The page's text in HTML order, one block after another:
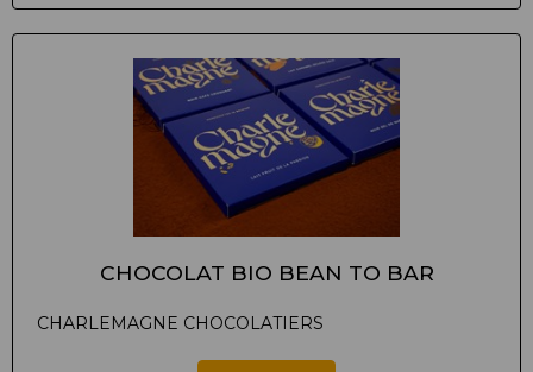
CHOCOLAT BIO BEAN TO BAR
CHARLEMAGNE CHOCOLATIERS